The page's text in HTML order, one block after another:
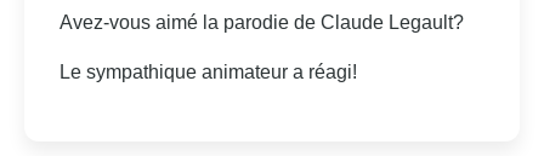
Avez-vous aimé la parodie de Claude Legault?
Le sympathique animateur a réagi!